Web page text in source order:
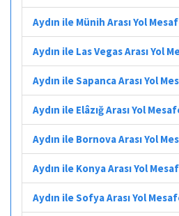
Aydın ile Münih Arası Yol
Aydın ile Las Vegas Arası Yol
Aydın ile Sapanca Arası Yol
Aydın ile Elâzığ Arası Yol
Aydın ile Bornova Arası Yol
Aydın ile Konya Arası Yol
Aydın ile Sofya Arası Yol